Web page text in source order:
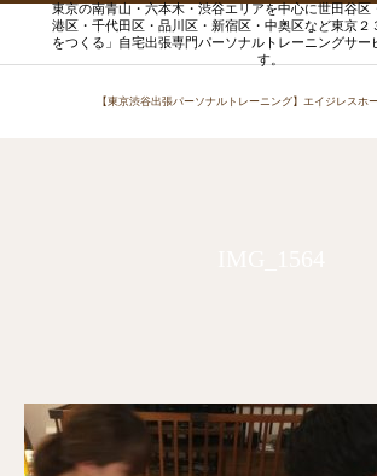
東京の南青山・六本木・渋谷エリアを中心に世田谷区
港区・千代田区・品川区・新宿区・中奥区など東京２
をつくる」自宅出張専門パーソナルトレーニングサー
す。
【東京渋谷出張パーソナルトレーニング】エイジレスホ